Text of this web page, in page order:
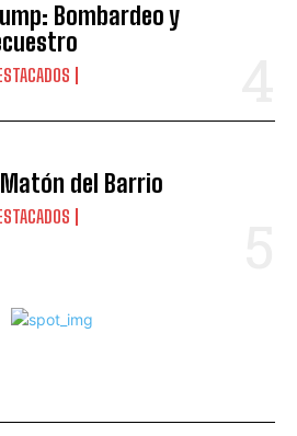
Bombardeo y
Matón del Barrio